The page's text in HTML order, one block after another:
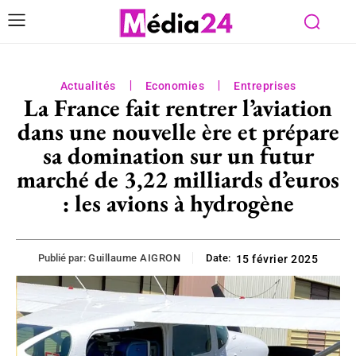
Actualités Economies Entreprises
La France fait rentrer l’aviation
dans une nouvelle ère et prépare
sa domination sur un futur
marché de 3,22 milliards d’euros
: les avions à hydrogène
Publié par: Guillaume AIGRON Date: 15 février 2025